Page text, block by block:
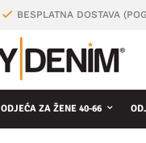
BESPLATNA DOSTAVA
ODJEĆA ZA ŽENE 40-66